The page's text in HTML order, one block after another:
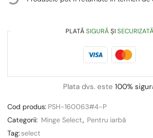
PLATĂ SIGURĂ ȘI SECURIZATĂ
Plata dvs. este 100%
Cod produs: PSH-160063#4-P
Categorii: Minge Select, Pentru iarbă
Tag:select